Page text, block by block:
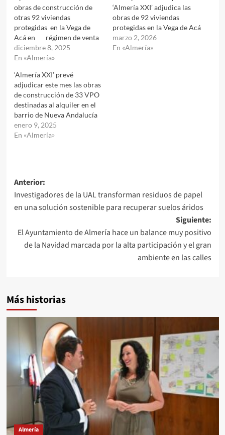
obras de construcción de
otras 92 viviendas
protegidas en la Vega de
Acá en régimen de venta
diciembre 8, 2025
En «Almería»
‘Almería XXI’ adjudica las
obras de 92 viviendas
protegidas en la Vega de Acá
marzo 2, 2026
En «Almería»
‘Almería XXI’ prevé
adjudicar este mes las obras
de construcción de 33 VPO
destinadas al alquiler en el
barrio de Nueva Andalucía
enero 9, 2025
En «Almería»
Navegación
de
entradas
Anterior:
Investigadores de la UAL transforman residuos de papel
en una solución sostenible para recuperar suelos áridos
Siguiente:
El Ayuntamiento de Almería hace un balance muy positivo
de la Navidad marcada por la alta participación y el gran
ambiente en las calles
Más historias
Almería